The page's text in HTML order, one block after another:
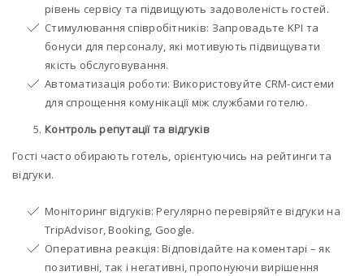
рівень сервісу та підвищують задоволеність гостей.
Стимулювання співробітників: Запровадьте KPI та
бонуси для персоналу, які мотивують підвищувати
якість обслуговування.
Автоматизація роботи: Використовуйте CRM-системи
для спрощення комунікації між службами готелю.
Контроль репутації та відгуків
Гості часто обирають готель, орієнтуючись на рейтинги та
відгуки.
Моніторинг відгуків: Регулярно перевіряйте відгуки на
TripAdvisor, Booking, Google.
Оперативна реакція: Відповідайте на коментарі – як
позитивні, так і негативні, пропонуючи вирішення